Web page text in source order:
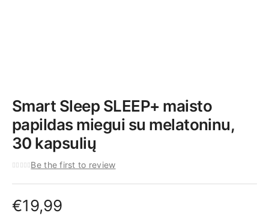
Smart Sleep SLEEP+ maisto
papildas miegui su melatoninu,
30 kapsulių
Be the first to review
€19,99